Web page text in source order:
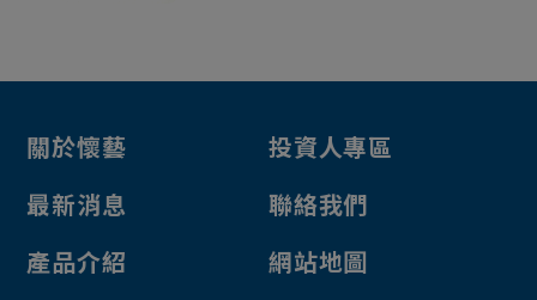
關於懷藝
最新消息
產品介紹
投資人專區
聯絡我們
網站地圖